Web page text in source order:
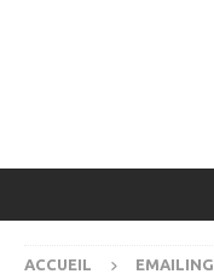
ACCUEIL EMAILING